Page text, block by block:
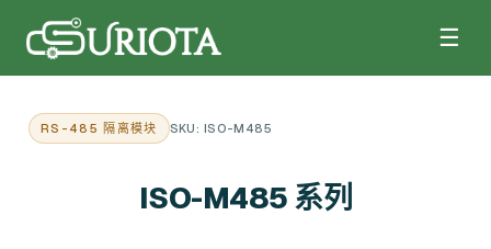
☰
RS-485 隔离模块 SKU: ISO-M485
ISO-M485 系列